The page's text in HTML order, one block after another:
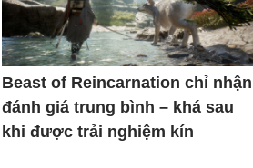
Beast of Reincarnation chỉ nhận
đánh giá trung bình – khá sau
khi được trải nghiệm kín